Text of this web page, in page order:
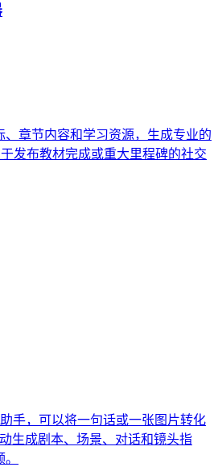
章节内容和学习资源，生成专业的
发布教材完成或重大里程碑的社交
手，可以将一句话或一张图片转化
生成剧本、场景、对话和镜头指